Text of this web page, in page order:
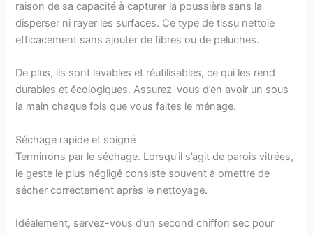
raison de sa capacité à capturer la poussière sans la
disperser ni rayer les surfaces. Ce type de tissu nettoie
efficacement sans ajouter de fibres ou de peluches.
De plus, ils sont lavables et réutilisables, ce qui les rend
durables et écologiques. Assurez-vous d’en avoir un sous
la main chaque fois que vous faites le ménage.
Séchage rapide et soigné
Terminons par le séchage. Lorsqu’il s’agit de parois vitrées,
le geste le plus négligé consiste souvent à omettre de
sécher correctement après le nettoyage.
Idéalement, servez-vous d’un second chiffon sec pour